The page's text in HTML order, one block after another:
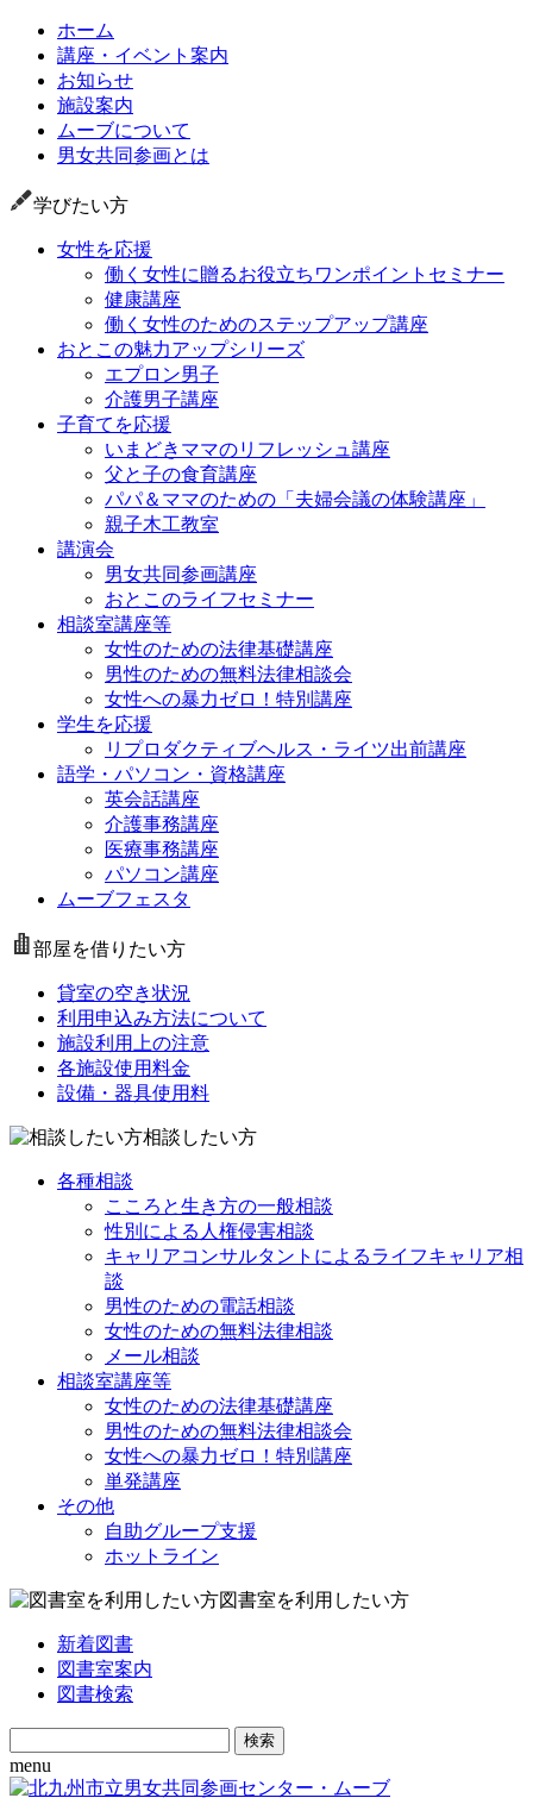
ホーム
講座・イベント案内
お知らせ
施設案内
ムーブについて
男女共同参画とは
学びたい方
女性を応援
働く女性に贈るお役立ちワンポイントセミナー
健康講座
働く女性のためのステップアップ講座
おとこの魅力アップシリーズ
エプロン男子
介護男子講座
子育てを応援
いまどきママのリフレッシュ講座
父と子の食育講座
パパ＆ママのための「夫婦会議の体験講座」
親子木工教室
講演会
男女共同参画講座
おとこのライフセミナー
相談室講座等
女性のための法律基礎講座
男性のための無料法律相談会
女性への暴力ゼロ！特別講座
学生を応援
リプロダクティブヘルス・ライツ出前講座
語学・パソコン・資格講座
英会話講座
介護事務講座
医療事務講座
パソコン講座
ムーブフェスタ
部屋を借りたい方
貸室の空き状況
利用申込み方法について
施設利用上の注意
各施設使用料金
設備・器具使用料
相談したい方
各種相談
こころと生き方の一般相談
性別による人権侵害相談
キャリアコンサルタントによるライフキャリア相
談
男性のための電話相談
女性のための無料法律相談
メール相談
相談室講座等
女性のための法律基礎講座
男性のための無料法律相談会
女性への暴力ゼロ！特別講座
単発講座
その他
自助グループ支援
ホットライン
図書室を利用したい方
新着図書
図書室案内
図書検索
Search
for:
menu